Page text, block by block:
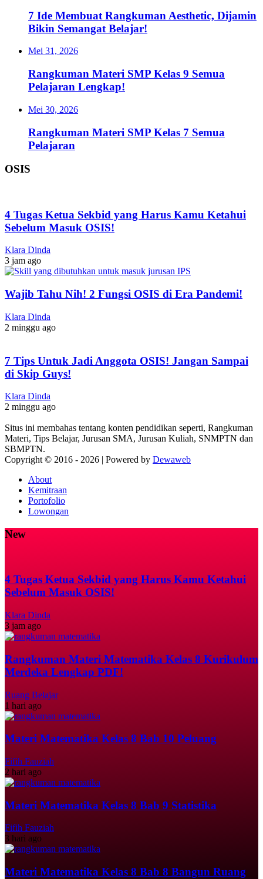
7 Ide Membuat Rangkuman Aesthetic, Dijamin
Bikin Semangat Belajar!
Mei 31, 2026
Rangkuman Materi SMP Kelas 9 Semua
Pelajaran Lengkap!
Mei 30, 2026
Rangkuman Materi SMP Kelas 7 Semua
Pelajaran
OSIS
4 Tugas Ketua Sekbid yang Harus Kamu Ketahui
Sebelum Masuk OSIS!
Klara Dinda
3 jam ago
Wajib Tahu Nih! 2 Fungsi OSIS di Era Pandemi!
Klara Dinda
2 minggu ago
7 Tips Untuk Jadi Anggota OSIS! Jangan Sampai
di Skip Guys!
Klara Dinda
2 minggu ago
Situs ini membahas tentang konten pendidikan seperti, Rangkuman
Materi, Tips Belajar, Jurusan SMA, Jurusan Kuliah, SNMPTN dan
SBMPTN.
Copyright © 2016 - 2026 | Powered by Dewaweb
About
Kemitraan
Portofolio
Lowongan
New
4 Tugas Ketua Sekbid yang Harus Kamu Ketahui
Sebelum Masuk OSIS!
Klara Dinda
3 jam ago
Rangkuman Materi Matematika Kelas 8 Kurikulum
Merdeka Lengkap PDF!
Ruang Belajar
1 hari ago
Materi Matematika Kelas 8 Bab 10 Peluang
Fifih Fauziah
2 hari ago
Materi Matematika Kelas 8 Bab 9 Statistika
Fifih Fauziah
3 hari ago
Materi Matematika Kelas 8 Bab 8 Bangun Ruang